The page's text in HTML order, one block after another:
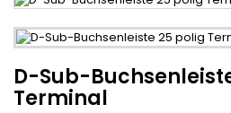
D-Sub-
Terminal